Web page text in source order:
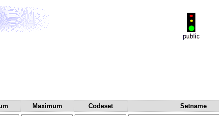
Maximum Codeset Setname